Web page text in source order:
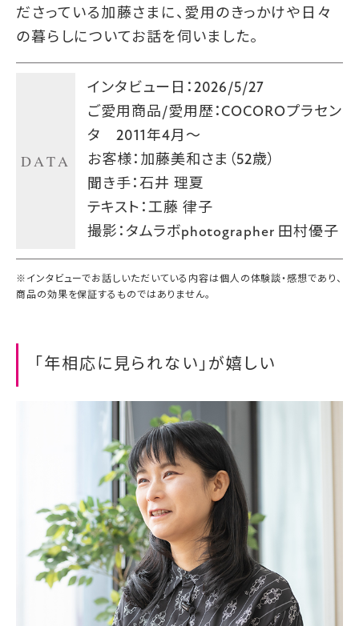
ださっている加藤さまに、愛用のきっかけや日々
の暮らしについてお話を伺いました。
DATA
インタビュー日：2026/5/27
ご愛用商品/愛用歴：COCOROプラセン
タ 2011年4月～
お客様：加藤美和さま（52歳）
聞き手：石井 理夏
テキスト：工藤 律子
撮影：タムラボphotographer 田村優子
※インタビューでお話しいただいている内容は個人の体験談・感想であり、
商品の効果を保証するものではありません。
「年相応に見られない」が嬉しい